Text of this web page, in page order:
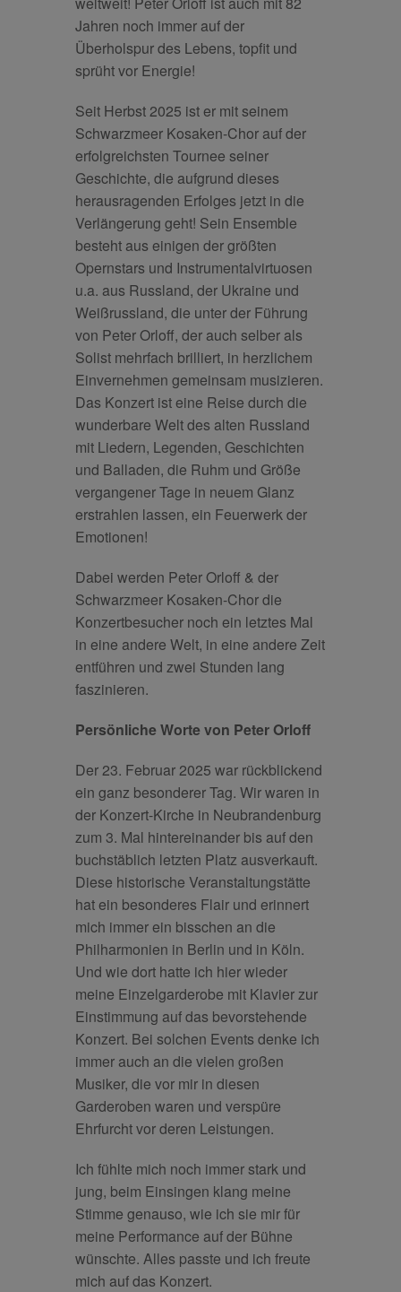
Jahren noch immer auf der
Überholspur des Lebens, topfit und
sprüht vor Energie!
Seit Herbst 2025 ist er mit seinem
Schwarzmeer Kosaken-Chor auf der
erfolgreichsten Tournee seiner
Geschichte, die aufgrund dieses
herausragenden Erfolges jetzt in die
Verlängerung geht! Sein Ensemble
besteht aus einigen der größten
Opernstars und Instrumentalvirtuosen
u.a. aus Russland, der Ukraine und
Weißrussland, die unter der Führung
von Peter Orloff, der auch selber als
Solist mehrfach brilliert, in herzlichem
Einvernehmen gemeinsam musizieren.
Das Konzert ist eine Reise durch die
wunderbare Welt des alten Russland
mit Liedern, Legenden, Geschichten
und Balladen, die Ruhm und Größe
vergangener Tage in neuem Glanz
erstrahlen lassen, ein Feuerwerk der
Emotionen!
Dabei werden Peter Orloff & der
Schwarzmeer Kosaken-Chor die
Konzertbesucher noch ein letztes Mal
in eine andere Welt, in eine andere Zeit
entführen und zwei Stunden lang
faszinieren.
Persönliche Worte von Peter Orloff
Der 23. Februar 2025 war rückblickend
ein ganz besonderer Tag. Wir waren in
der Konzert-Kirche in Neubrandenburg
zum 3. Mal hintereinander bis auf den
buchstäblich letzten Platz ausverkauft.
Diese historische Veranstaltungstätte
hat ein besonderes Flair und erinnert
mich immer ein bisschen an die
Philharmonien in Berlin und in Köln.
Und wie dort hatte ich hier wieder
meine Einzelgarderobe mit Klavier zur
Einstimmung auf das bevorstehende
Konzert. Bei solchen Events denke ich
immer auch an die vielen großen
Musiker, die vor mir in diesen
Garderoben waren und verspüre
Ehrfurcht vor deren Leistungen.
Ich fühlte mich noch immer stark und
jung, beim Einsingen klang meine
Stimme genauso, wie ich sie mir für
meine Performance auf der Bühne
wünschte. Alles passte und ich freute
mich auf das Konzert.